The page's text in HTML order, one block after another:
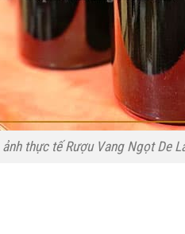
thực tế Rượu Vang Ngọt De